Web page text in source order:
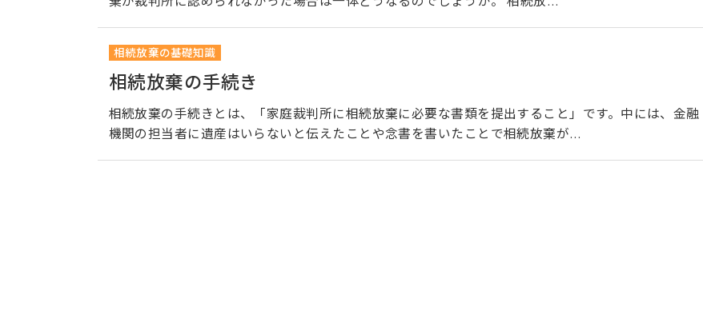
相続放棄の手続き
相続放棄の手続きとは、「家庭裁判所に相続放棄に必要な書類を提出すること」です。中には、金融
機関の担当者に遺産はいらないと伝えたことや念書を書いたことで相続放棄が…
相続放棄の基礎知識